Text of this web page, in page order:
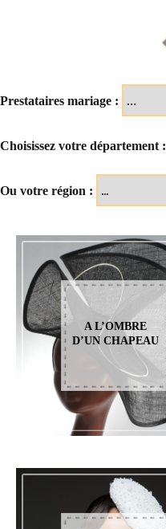
Prestataires mariage :
Choisissez votre département :
Ou votre région :
A L’OMBRE
D’UN CHAPEAU